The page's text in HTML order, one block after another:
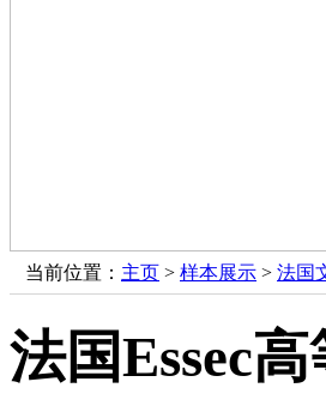
当前位置： 主页 > 样本展示 > 法国
法国Essec